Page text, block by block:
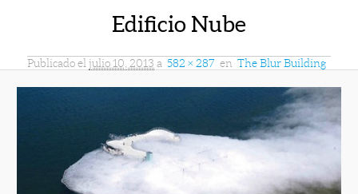
Edificio Nube
Publicado el julio 10, 2013 a 582 × 287 en The Blur Building